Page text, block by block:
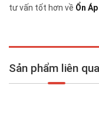
tư vấn tốt hơn về Ổn
Sản phẩm liên